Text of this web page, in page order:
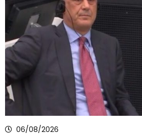
06/08/2026